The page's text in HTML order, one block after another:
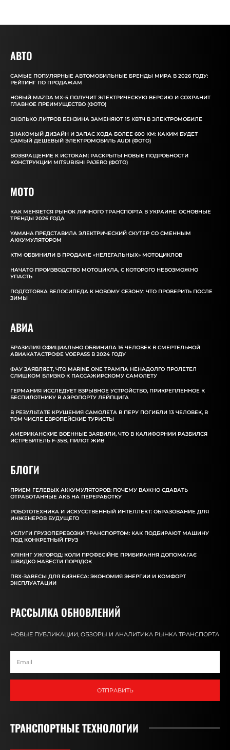
АВТО
САМЫЕ ПОПУЛЯРНЫЕ АВТОМОБИЛЬНЫЕ БРЕНДЫ МИРА В 2026 ГОДУ:
РЕЙТИНГ ПО ПРОДАЖАМ
НОВЫЙ MAZDA MX-5 ПОЛУЧИТ ЭЛЕКТРИЧЕСКУЮ ВЕРСИЮ И СОХРАНИТ
ГЛАВНОЕ ПРЕИМУЩЕСТВО (ФОТО)
СКОЛЬКО ЛИТРОВ БЕНЗИНА ЗАМЕНЯЮТ 15 КВТЧ В ЭЛЕКТРОМОБИЛЕ
ЗНАКОМЫЙ ДИЗАЙН И ЗАПАС ХОДА БОЛЕЕ 600 КМ: КАКИМ БУДЕТ
САМЫЙ ДЕШЕВЫЙ ЭЛЕКТРОМОБИЛЬ AUDI (ФОТО)
ВОЗВРАЩЕНИЕ К ИСТОКАМ: РАСКРЫТЫ НОВЫЕ ПОДРОБНОСТИ
КОНСТРУКЦИИ MITSUBISHI PAJERO (ФОТО)
MOTO
КАК МЕНЯЕТСЯ РЫНОК ЛИЧНОГО ТРАНСПОРТА В УКРАИНЕ: ОСНОВНЫЕ
ТРЕНДЫ 2026 ГОДА
YAMAHA ПРЕДСТАВИЛА ЭЛЕКТРИЧЕСКИЙ СКУТЕР СО СМЕННЫМ
АККУМУЛЯТОРОМ
КТМ ОБВИНИЛИ В ПРОДАЖЕ «НЕЛЕГАЛЬНЫХ» МОТОЦИКЛОВ
НАЧАТО ПРОИЗВОДСТВО МОТОЦИКЛА, С КОТОРОГО НЕВОЗМОЖНО
УПАСТЬ
ПОДГОТОВКА ВЕЛОСИПЕДА К НОВОМУ СЕЗОНУ: ЧТО ПРОВЕРИТЬ ПОСЛЕ
ЗИМЫ
АВИА
БРАЗИЛИЯ ОФИЦИАЛЬНО ОБВИНИЛА 16 ЧЕЛОВЕК В СМЕРТЕЛЬНОЙ
АВИАКАТАСТРОФЕ VOEPASS В 2024 ГОДУ
ФАУ ЗАЯВЛЯЕТ, ЧТО MARINE ONE ТРАМПА НЕНАДОЛГО ПРОЛЕТЕЛ
СЛИШКОМ БЛИЗКО К ПАССАЖИРСКОМУ САМОЛЕТУ
ГЕРМАНИЯ ИССЛЕДУЕТ ВЗРЫВНОЕ УСТРОЙСТВО, ПРИКРЕПЛЕННОЕ К
БЕСПИЛОТНИКУ В АЭРОПОРТУ ЛЕЙПЦИГА
В РЕЗУЛЬТАТЕ КРУШЕНИЯ САМОЛЕТА В ПЕРУ ПОГИБЛИ 13 ЧЕЛОВЕК, В
ТОМ ЧИСЛЕ ЕВРОПЕЙСКИЕ ТУРИСТЫ
АМЕРИКАНСКИЕ ВОЕННЫЕ ЗАЯВИЛИ, ЧТО В КАЛИФОРНИИ РАЗБИЛСЯ
ИСТРЕБИТЕЛЬ F-35B, ПИЛОТ ЖИВ
БЛОГИ
ПРИЕМ ГЕЛЕВЫХ АККУМУЛЯТОРОВ: ПОЧЕМУ ВАЖНО СДАВАТЬ
ОТРАБОТАННЫЕ АКБ НА ПЕРЕРАБОТКУ
РОБОТОТЕХНИКА И ИСКУССТВЕННЫЙ ИНТЕЛЛЕКТ: ОБРАЗОВАНИЕ ДЛЯ
ИНЖЕНЕРОВ БУДУЩЕГО
УСЛУГИ ГРУЗОПЕРЕВОЗКИ ТРАНСПОРТОМ: КАК ПОДБИРАЮТ МАШИНУ
ПОД КОНКРЕТНЫЙ ГРУЗ
КЛІНІНГ УЖГОРОД: КОЛИ ПРОФЕСІЙНЕ ПРИБИРАННЯ ДОПОМАГАЄ
ШВИДКО НАВЕСТИ ПОРЯДОК
ПВХ-ЗАВЕСЫ ДЛЯ БИЗНЕСА: ЭКОНОМИЯ ЭНЕРГИИ И КОМФОРТ
ЭКСПЛУАТАЦИИ
РАССЫЛКА ОБНОВЛЕНИЙ
НОВЫЕ ПУБЛИКАЦИИ, ОБЗОРЫ И АНАЛИТИКА РЫНКА ТРАНСПОРТА
ОТПРАВИТЬ
ТРАНСПОРТНЫЕ ТЕХНОЛОГИИ